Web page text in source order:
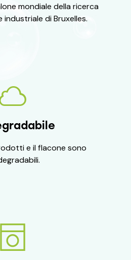
mondiale della ricerca
industriale di Bruxelles.
e il flacone sono